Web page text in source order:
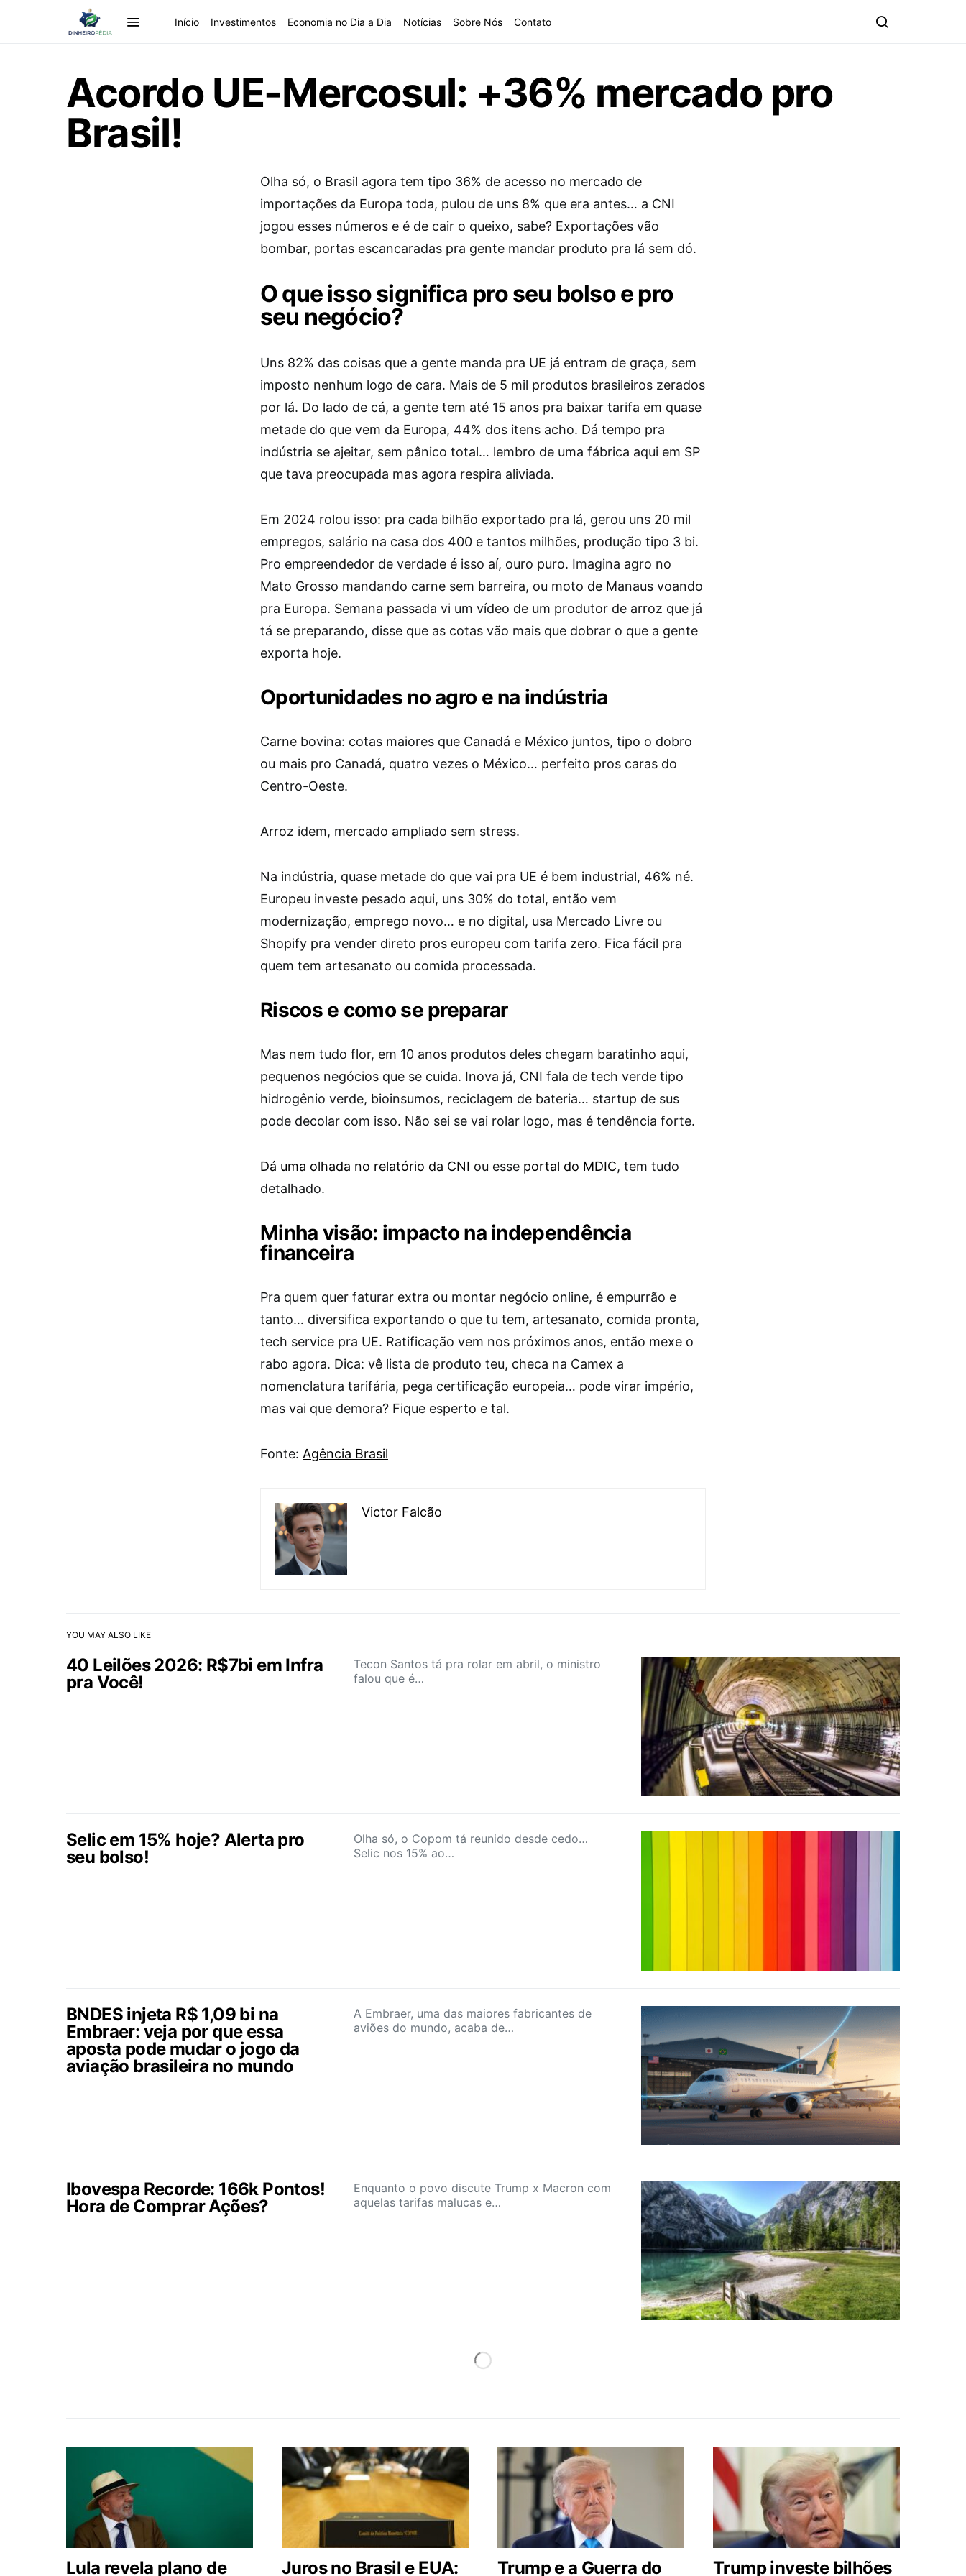
Início Investimentos Economia no Dia a Dia Notícias Sobre Nós Contato
Acordo UE-Mercosul: +36% mercado pro
Brasil!
Olha só, o Brasil agora tem tipo 36% de acesso no mercado de
importações da Europa toda, pulou de uns 8% que era antes… a CNI
jogou esses números e é de cair o queixo, sabe? Exportações vão
bombar, portas escancaradas pra gente mandar produto pra lá sem dó.
O que isso significa pro seu bolso e pro
seu negócio?
Uns 82% das coisas que a gente manda pra UE já entram de graça, sem
imposto nenhum logo de cara. Mais de 5 mil produtos brasileiros zerados
por lá. Do lado de cá, a gente tem até 15 anos pra baixar tarifa em quase
metade do que vem da Europa, 44% dos itens acho. Dá tempo pra
indústria se ajeitar, sem pânico total… lembro de uma fábrica aqui em SP
que tava preocupada mas agora respira aliviada.
Em 2024 rolou isso: pra cada bilhão exportado pra lá, gerou uns 20 mil
empregos, salário na casa dos 400 e tantos milhões, produção tipo 3 bi.
Pro empreendedor de verdade é isso aí, ouro puro. Imagina agro no
Mato Grosso mandando carne sem barreira, ou moto de Manaus voando
pra Europa. Semana passada vi um vídeo de um produtor de arroz que já
tá se preparando, disse que as cotas vão mais que dobrar o que a gente
exporta hoje.
Oportunidades no agro e na indústria
Carne bovina: cotas maiores que Canadá e México juntos, tipo o dobro
ou mais pro Canadá, quatro vezes o México… perfeito pros caras do
Centro-Oeste.
Arroz idem, mercado ampliado sem stress.
Na indústria, quase metade do que vai pra UE é bem industrial, 46% né.
Europeu investe pesado aqui, uns 30% do total, então vem
modernização, emprego novo… e no digital, usa Mercado Livre ou
Shopify pra vender direto pros europeu com tarifa zero. Fica fácil pra
quem tem artesanato ou comida processada.
Riscos e como se preparar
Mas nem tudo flor, em 10 anos produtos deles chegam baratinho aqui,
pequenos negócios que se cuida. Inova já, CNI fala de tech verde tipo
hidrogênio verde, bioinsumos, reciclagem de bateria… startup de sus
pode decolar com isso. Não sei se vai rolar logo, mas é tendência forte.
Dá uma olhada no relatório da CNI ou esse portal do MDIC, tem tudo
detalhado.
Minha visão: impacto na independência
financeira
Pra quem quer faturar extra ou montar negócio online, é empurrão e
tanto… diversifica exportando o que tu tem, artesanato, comida pronta,
tech service pra UE. Ratificação vem nos próximos anos, então mexe o
rabo agora. Dica: vê lista de produto teu, checa na Camex a
nomenclatura tarifária, pega certificação europeia… pode virar império,
mas vai que demora? Fique esperto e tal.
Fonte: Agência Brasil
Victor Falcão
YOU MAY ALSO LIKE
40 Leilões 2026: R$7bi em Infra
pra Você!
Tecon Santos tá pra rolar em abril, o ministro
falou que é…
Selic em 15% hoje? Alerta pro
seu bolso!
Olha só, o Copom tá reunido desde cedo…
Selic nos 15% ao…
BNDES injeta R$ 1,09 bi na
Embraer: veja por que essa
aposta pode mudar o jogo da
aviação brasileira no mundo
A Embraer, uma das maiores fabricantes de
aviões do mundo, acaba de…
Ibovespa Recorde: 166k Pontos!
Hora de Comprar Ações?
Enquanto o povo discute Trump x Macron com
aquelas tarifas malucas e…
Lula revela plano de
Juros no Brasil e EUA:
Trump e a Guerra do
Trump investe bilhões